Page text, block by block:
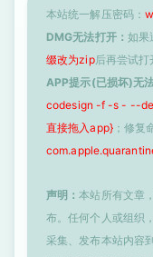
本站统一解压密码：
DMG无法打开： 如果
缀改为zip后再尝试打
APP提示(已损坏)无
codesign -f -s - --
直接拖入app}；修复
声明：本站所有文章
布。任何个人或组织
采集、发布本站内容